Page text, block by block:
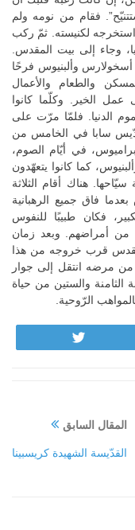
فقام من نومه ولم
لكنيسته. ثمّ ركب
وجاء إلى بيت المقدس.
أسخولارس وألبنيوس فرحًا
والطعام والأعمال
الخير. وكلّما كانوا
الدنيا. فلمّا مرّت على
سابا في الخامس من
532 م. وكان أمبراميوس، في أيّام الصوم،
كما كانوا يتعهّدون
هناك أقام الثلاثة
فاق جميع الرهبانية
فكان طبيبًا للنفوس
من أمراضهم. وبعد زمان
قرب خروجه من هذا
من مرضه انتقل إلى جوار
الثامنة والستين من حياة
الرّوحية.
المقال السابق
القدّيسة الشهيدة كريسبينا